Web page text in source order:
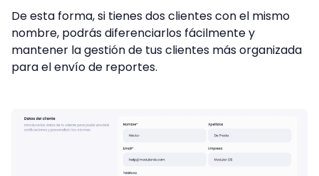
De esta forma, si tienes dos clientes con el mismo
nombre, podrás diferenciarlos fácilmente y
mantener la gestión de tus clientes más organizada
para el envío de reportes.